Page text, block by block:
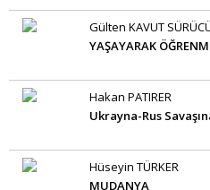
Gülten KAVUT
YAŞAYARAK
Hakan PATIRER
Ukrayna-Rus
Hüseyin TÜRKER
MUDANYA